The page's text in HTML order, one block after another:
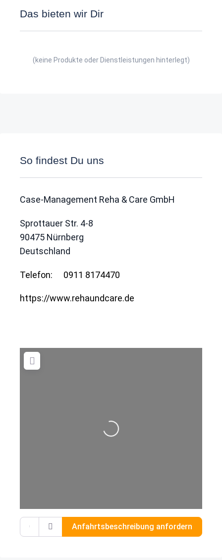
Das bieten wir Dir
(keine Produkte oder Dienstleistungen hinterlegt)
So findest Du uns
Case-Management Reha & Care GmbH
Sprottauer Str. 4-8
90475 Nürnberg
Deutschland
Telefon: 0911 8174470
https://www.rehaundcare.de
Wird geladen …
Gib deinen Standort ein.
Anfahrtsbeschreibung anfordern